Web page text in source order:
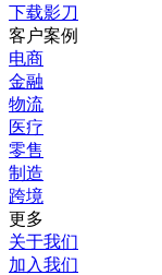
下载影刀
客户案例
电商
金融
物流
医疗
零售
制造
跨境
更多
关于我们
加入我们